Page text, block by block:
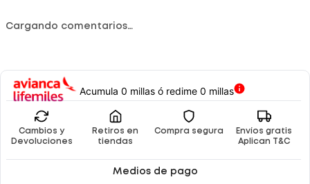
Cargando comentarios…
Acumula 0 millas ó redime 0 millas
Cambios y
Devoluciones
Retiros en
tiendas
Compra segura
Envíos gratis
Aplican T&C
Medios de pago